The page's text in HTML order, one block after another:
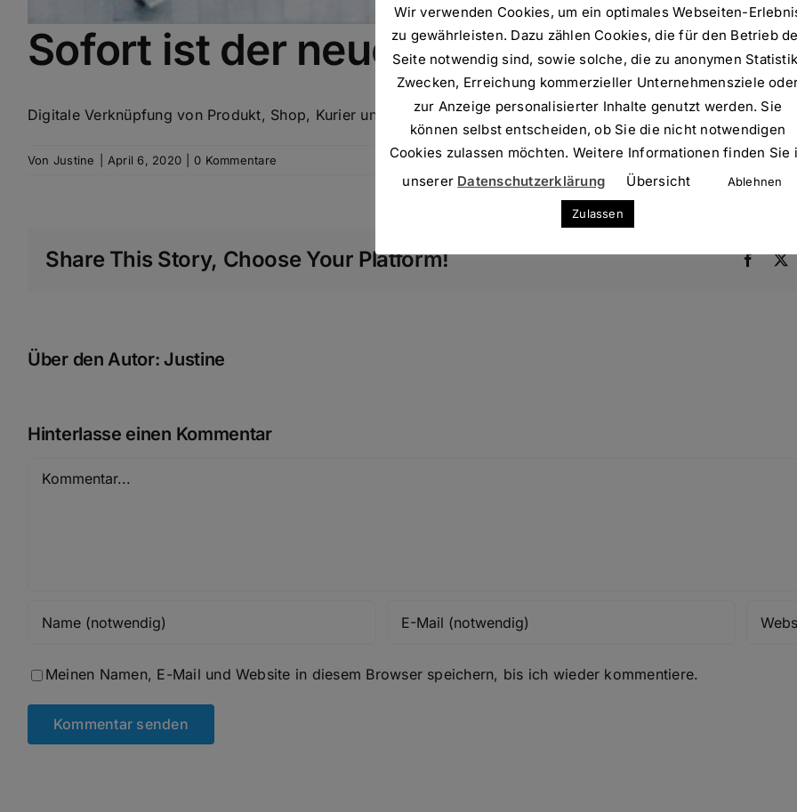
Sofort ist der neue Standard
Digitale Verknüpfung von Produkt, Shop, Kurier und Endkunde für eine schnellere Abfertigung
Von Justine April 6, 2020 0 Kommentare
Share This Story, Choose Your Platform! X
Über den Autor:Justine
Hinterlasse einen Kommentar
Kommentar
Meinen Namen, E-Mail und Website in diesem Browser speichern, bis ich wieder kommentiere.
Wir verwenden Cookies, um ein optimales Webseiten-
zu gewährleisten. Dazu zählen Cookies, die für den Betrieb
Seite notwendig sind, sowie solche, die zu anonymen
Zwecken, Erreichung kommerzieller Unternehmensziele
zur Anzeige personalisierter Inhalte genutzt werden. Sie
können selbst entscheiden, ob Sie die nicht notwendigen
Cookies zulassen möchten. Weitere Informationen finden Sie
unserer Datenschutzerklärung Übersicht Ablehnen
Zulassen